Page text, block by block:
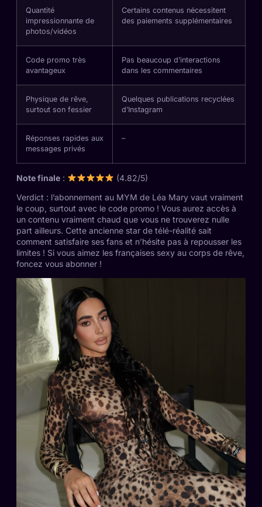
Quantité
impressionnante de
photos/vidéos
Certains contenus nécessitent
des paiements supplémentaires
Code promo très
avantageux
Pas beaucoup d’interactions
dans les commentaires
Physique de rêve,
surtout son fessier
Quelques publications recyclées
d’Instagram
Réponses rapides aux
messages privés
–
Note finale :
(4.82/5)
Verdict : l’abonnement au MYM de Léa Mary vaut vraiment
le coup, surtout avec le code promo ! Vous aurez accès à
un contenu vraiment chaud que vous ne trouverez nulle
part ailleurs. Cette ancienne star de télé-réalité sait
comment satisfaire ses fans et n’hésite pas à repousser les
limites ! Si vous aimez les françaises sexy au corps de rêve,
foncez vous abonner !